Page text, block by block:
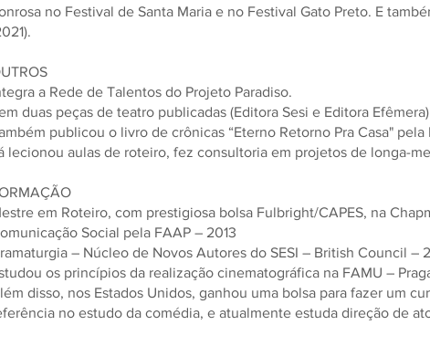
no Festival de Santa Maria e no Festival Gato Preto. E
a Rede de Talentos do Projeto Paradiso.
duas peças de teatro publicadas (Editora Sesi e Editora
publicou o livro de crônicas “Eterno Retorno Pra Casa"
lecionou aulas de roteiro, fez consultoria em projetos de longa-
em Roteiro, com prestigiosa bolsa Fulbright/CAPES, na
Social pela FAAP – 2013
– Núcleo de Novos Autores do SESI – British Council –
os princípios da realização cinematográfica na FAMU –
disso, nos Estados Unidos, ganhou uma bolsa para fazer um
no estudo da comédia, e atualmente estuda direção de